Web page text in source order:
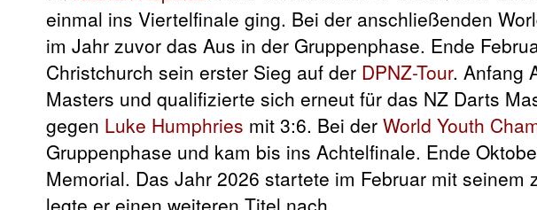
einmal ins Viertelfinale ging. Bei der anschließenden
im Jahr zuvor das Aus in der Gruppenphase. Ende
Christchurch sein erster Sieg auf der DPNZ-Tour. Anfang
Masters und qualifizierte sich erneut für das NZ Darts
gegen Luke Humphries mit 3:6. Bei der World Youth
Gruppenphase und kam bis ins Achtelfinale. Ende
Memorial. Das Jahr 2026 startete im Februar mit seinem
legte er einen weiteren Titel nach.